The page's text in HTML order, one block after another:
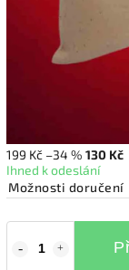
199 Kč –34 % 130 Kč
Ihned k odeslání
Možnosti doručení